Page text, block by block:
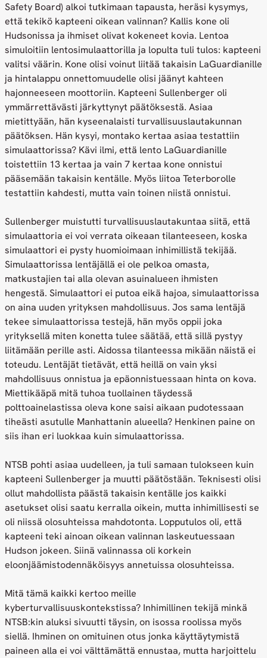
Safety Board) alkoi tutkimaan tapausta, heräsi kysymys,
että tekikö kapteeni oikean valinnan? Kallis kone oli
Hudsonissa ja ihmiset olivat kokeneet kovia. Lentoa
simuloitiin lentosimulaattorilla ja lopulta tuli tulos: kapteeni
valitsi väärin. Kone olisi voinut liitää takaisin LaGuardianille
ja hintalappu onnettomuudelle olisi jäänyt kahteen
hajonneeseen moottoriin. Kapteeni Sullenberger oli
ymmärrettävästi järkyttynyt päätöksestä. Asiaa
mietittyään, hän kyseenalaisti turvallisuuslautakunnan
päätöksen. Hän kysyi, montako kertaa asiaa testattiin
simulaattorissa? Kävi ilmi, että lento LaGuardianille
toistettiin 13 kertaa ja vain 7 kertaa kone onnistui
pääsemään takaisin kentälle. Myös liitoa Teterborolle
testattiin kahdesti, mutta vain toinen niistä onnistui.
Sullenberger muistutti turvallisuuslautakuntaa siitä, että
simulaattoria ei voi verrata oikeaan tilanteeseen, koska
simulaattori ei pysty huomioimaan inhimillistä tekijää.
Simulaattorissa lentäjällä ei ole pelkoa omasta,
matkustajien tai alla olevan asuinalueen ihmisten
hengestä. Simulaattori ei putoa eikä hajoa, simulaattorissa
on aina uuden yrityksen mahdollisuus. Jos sama lentäjä
tekee simulaattorissa testejä, hän myös oppii joka
yrityksellä miten konetta tulee säätää, että sillä pystyy
liitämään perille asti. Aidossa tilanteessa mikään näistä ei
toteudu. Lentäjät tietävät, että heillä on vain yksi
mahdollisuus onnistua ja epäonnistuessaan hinta on kova.
Miettikääpä mitä tuhoa tuollainen täydessä
polttoainelastissa oleva kone saisi aikaan pudotessaan
tiheästi asutulle Manhattanin alueella? Henkinen paine on
siis ihan eri luokkaa kuin simulaattorissa.
NTSB pohti asiaa uudelleen, ja tuli samaan tulokseen kuin
kapteeni Sullenberger ja muutti päätöstään. Teknisesti olisi
ollut mahdollista päästä takaisin kentälle jos kaikki
asetukset olisi saatu kerralla oikein, mutta inhimillisesti se
oli niissä olosuhteissa mahdotonta. Lopputulos oli, että
kapteeni teki ainoan oikean valinnan laskeutuessaan
Hudson jokeen. Siinä valinnassa oli korkein
eloonjäämistodennäköisyys annetuissa olosuhteissa.
Mitä tämä kaikki kertoo meille
kyberturvallisuuskontekstissa? Inhimillinen tekijä minkä
NTSB:kin aluksi sivuutti täysin, on isossa roolissa myös
siellä. Ihminen on omituinen otus jonka käyttäytymistä
paineen alla ei voi välttämättä ennustaa, mutta harjoittelu